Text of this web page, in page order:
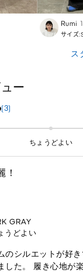
Rumi
サイズ
ス
ー
(3)
ちょうどよい
！
GRAY
うどよい
のシルエットが好
した。 履き心地が